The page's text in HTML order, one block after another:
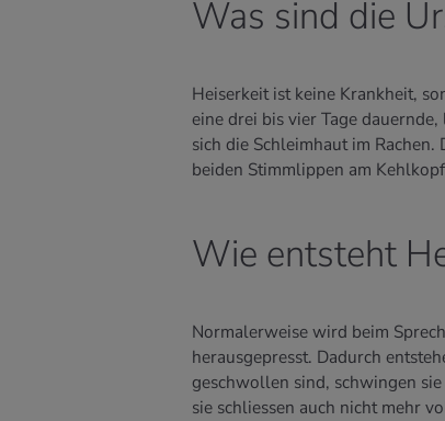
Was sind die
Heiserkeit ist keine Krankheit,
eine drei bis vier Tage
sich die Schleimhaut im
beiden Stimmlippen am
Wie entsteht
Normalerweise wird beim
herausgepresst. Dadurch
geschwollen sind, schwingen
sie schliessen auch nicht mehr